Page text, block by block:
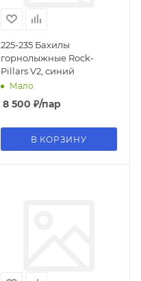
225-235 Бахилы
горнолыжные Rock-
Pillars V2, синий
Мало
8 500 ₽/пар
В КОРЗИНУ